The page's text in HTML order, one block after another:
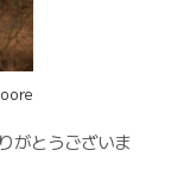
がとうございま